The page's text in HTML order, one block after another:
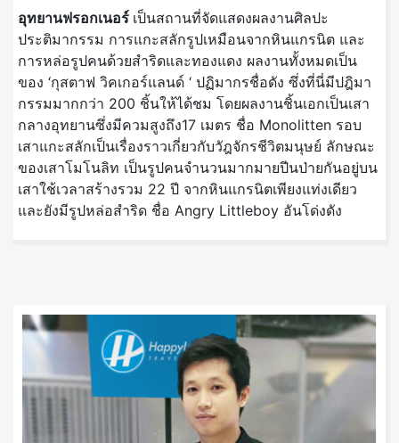
อุทยานฟรอกเนอร์ เป็นสถานที่จัดแสดงผลงานศิลปะ
ประติมากรรม การแกะสลักรูปเหมือนจากหินแกรนิต และ
การหล่อรูปคนด้วยสำริดและทองแดง ผลงานทั้งหมดเป็น
ของ ‘กุสตาฟ วิคเกอร์แลนด์ ‘ ปฏิมากรชื่อดัง ซึ่งที่นี่มีปฎิมา
กรรมมากกว่า 200 ชิ้นให้ได้ชม โดยผลงานชิ้นเอกเป็นเสา
กลางอุทยานซึ่งมีควมสูงถึง17 เมตร ชื่อ Monolitten รอบ
เสาแกะสลักเป็นเรื่องราวเกี่ยวกับวัฎจักรชีวิตมนุษย์ ลักษณะ
ของเสาโมโนลิท เป็นรูปคนจำนวนมากมายปีนป่ายกันอยู่บน
เสาใช้เวลาสร้างรวม 22 ปี จากหินแกรนิตเพียงแท่งเดียว
และยังมีรูปหล่อสำริด ชื่อ Angry Littleboy อันโด่งดัง